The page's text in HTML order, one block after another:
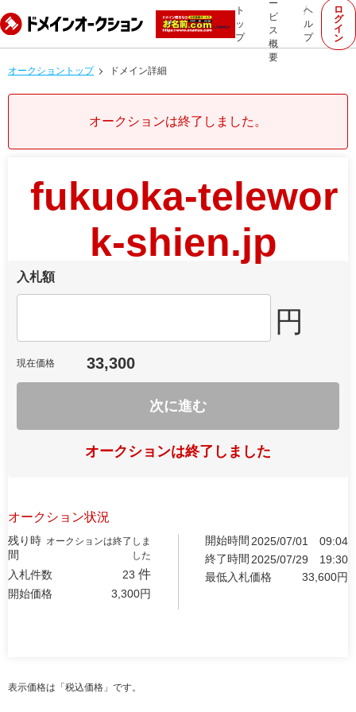
ト
ッ
プ
ー
ビ
ス
概
要
ヘ
ル
プ
ロ
グ
イ
ン
オークショントップ ドメイン詳細
オークションは終了しました。
fukuoka-telewor
k-shien.jp
入札額
円
現在価格 33,300
次に進む
オークションは終了しました
オークション状況
残り時
間
オークションは終了しま
した
入札件数 23 件
開始価格 3,300円
開始時間 2025/07/01
09:04
終了時間 2025/07/29
19:30
最低入札価格
33,600円
表示価格は「税込価格」です。